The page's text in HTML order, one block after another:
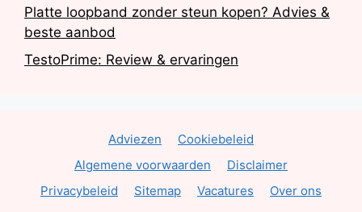
Platte loopband zonder steun kopen? Advies &
beste aanbod
TestoPrime: Review & ervaringen
Adviezen
Cookiebeleid
Algemene voorwaarden
Disclaimer
Privacybeleid
Sitemap Vacatures
Over ons